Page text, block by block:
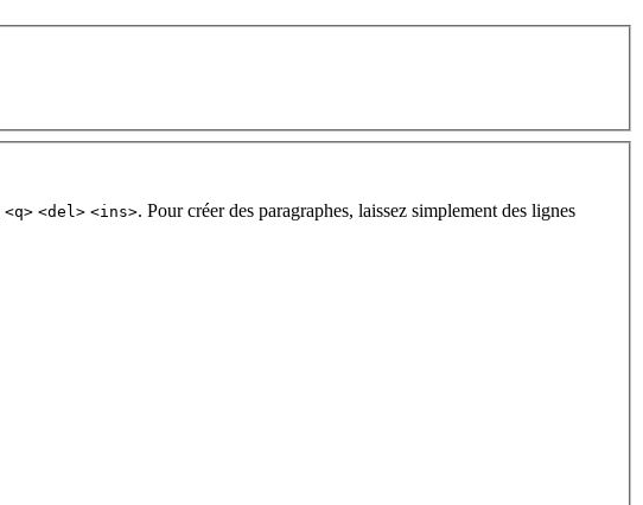
<q> <del> <ins>. Pour créer des paragraphes, laissez simplement des lignes